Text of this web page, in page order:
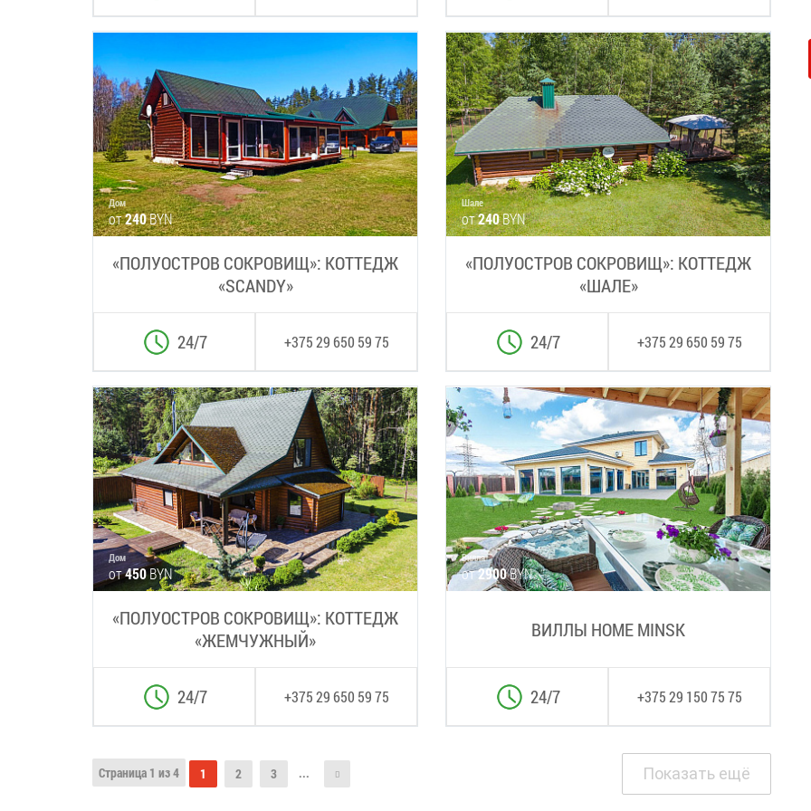
Дом
от240BYN
«ПОЛУОСТРОВ СОКРОВИЩ»: КОТТЕДЖ
«SCANDY»
+375 29 650 59 75
24/7
Шале
от240BYN
«ПОЛУОСТРОВ СОКРОВИЩ»: КОТТЕДЖ
«ШАЛЕ»
+375 29 650 59 75
24/7
Дом
от450BYN
«ПОЛУОСТРОВ СОКРОВИЩ»: КОТТЕДЖ
«ЖЕМЧУЖНЫЙ»
+375 29 650 59 75
24/7
Вилла
от2900BYN
ВИЛЛЫ HOME MINSK
+375 29 150 75 75
24/7
Показать ещё
Страница 1 из 4 1 2 3 ...